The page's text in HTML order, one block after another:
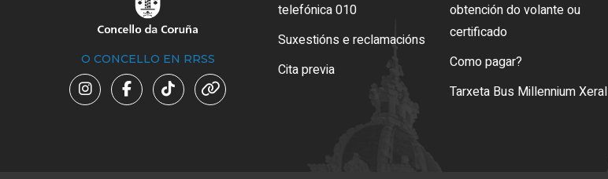
O CONCELLO EN RRSS
telefónica 010
Suxestións e reclamacións
Cita previa
obtención do volante ou
certificado
Como pagar?
Tarxeta Bus Millennium Xeral